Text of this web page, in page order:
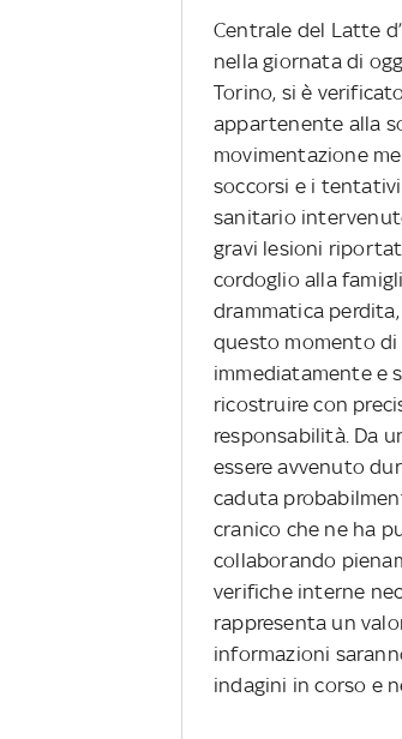
Centrale del Latte
nella giornata di
Torino, si è
appartenente alla
movimentazione
soccorsi e i
sanitario
gravi lesioni
cordoglio alla
drammatica
questo momento
immediatamente e
ricostruire con
responsabilità. Da
essere avvenuto
caduta
cranico che ne ha
collaborando
verifiche interne
rappresenta un
informazioni
indagini in corso e